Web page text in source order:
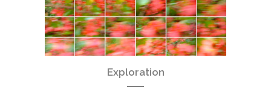
Exploration